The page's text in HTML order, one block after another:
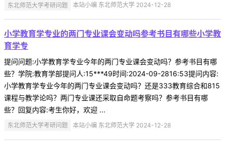
东北师范大学考研问题 本站小编 东北师范大学 2024-12-28
小学教育学专业的两门专业课会变动吗参考书目有哪些小学教
育学专
提问问题:小学教育学专业今年的两门专业课会变动吗？参考书目有哪
些？学院:教育学部提问人:15***49时间:2024-09-2816:53提问内容:
小学教育学专业今年的两门专业课会变动吗？还是333教育综合和815
课程与教学论吗？两门专业课还采取自命题考察吗？参考书目有哪
些？回复内容:考生你好，欢迎 ...
东北师范大学考研问题 本站小编 东北师范大学 2024-12-28